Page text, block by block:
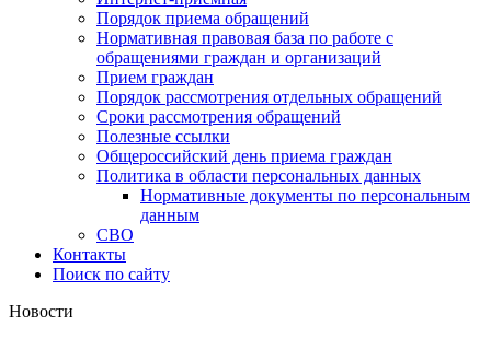
Порядок приема обращений
Нормативная правовая база по работе с
обращениями граждан и организаций
Прием граждан
Порядок рассмотрения отдельных обращений
Сроки рассмотрения обращений
Полезные ссылки
Общероссийский день приема граждан
Политика в области персональных данных
Нормативные документы по персональным
данным
СВО
Контакты
Поиск по сайту
Новости